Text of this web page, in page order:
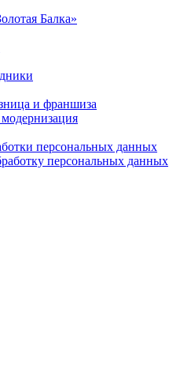
Балка»
и франшиза
персональных данных
персональных данных